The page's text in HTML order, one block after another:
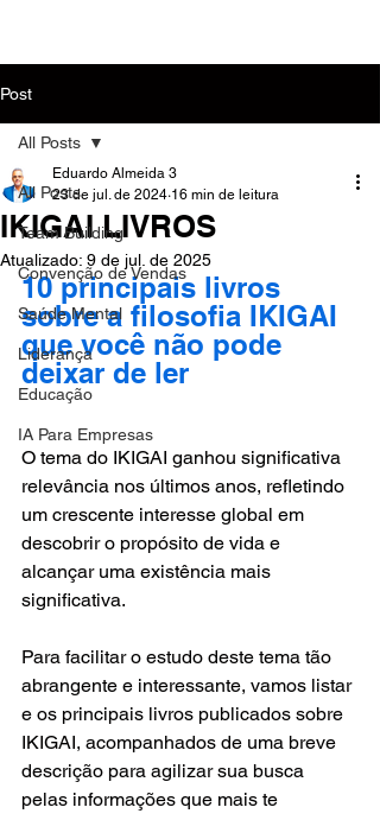
Post
All Posts
Team Building
Convenção de Vendas
Saúde Mental
Liderança
Educação
IA Para Empresas
All Posts
IKIGAI LIVROS
Eduardo Almeida 3
23 de jul. de 2024 16 min de leitura
Atualizado: 9 de jul. de 2025
10 principais livros
sobre a filosofia IKIGAI
que você não pode
deixar de ler
O tema do IKIGAI ganhou significativa
relevância nos últimos anos, refletindo
um crescente interesse global em
descobrir o propósito de vida e
alcançar uma existência mais
significativa.
Para facilitar o estudo deste tema tão
abrangente e interessante, vamos listar
e os principais livros publicados sobre
IKIGAI, acompanhados de uma breve
descrição para agilizar sua busca
pelas informações que mais te